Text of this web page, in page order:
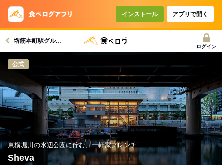
インストール アプリで開く
堺筋本町駅グルメへ
ログイン
公式
東横堀川の水辺公園に佇む、一軒家フレンチ
Sheva
コースで使えるクーポン
戻る
クーポンを利用せず予約する